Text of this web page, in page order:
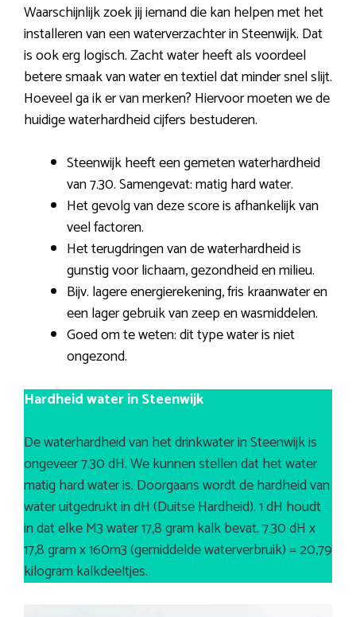
Waarschijnlijk zoek jij iemand die kan helpen met het
installeren van een waterverzachter in Steenwijk. Dat
is ook erg logisch. Zacht water heeft als voordeel
betere smaak van water en textiel dat minder snel slijt.
Hoeveel ga ik er van merken? Hiervoor moeten we de
huidige waterhardheid cijfers bestuderen.
Steenwijk heeft een gemeten waterhardheid
van 7.30. Samengevat: matig hard water.
Het gevolg van deze score is afhankelijk van
veel factoren.
Het terugdringen van de waterhardheid is
gunstig voor lichaam, gezondheid en milieu.
Bijv. lagere energierekening, fris kraanwater en
een lager gebruik van zeep en wasmiddelen.
Goed om te weten: dit type water is niet
ongezond.
Hardheid water in Steenwijk
De waterhardheid van het drinkwater in Steenwijk is
ongeveer 7.30 dH. We kunnen stellen dat het water
matig hard water is. Doorgaans wordt de hardheid van
water uitgedrukt in dH (Duitse Hardheid). 1 dH houdt
in dat elke M3 water 17,8 gram kalk bevat. 7.30 dH x
17,8 gram x 160m3 (gemiddelde waterverbruik) = 20,79
kilogram kalkdeeltjes.